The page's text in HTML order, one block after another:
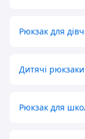
Рюкзак для
Дитячі
Рюкзак для